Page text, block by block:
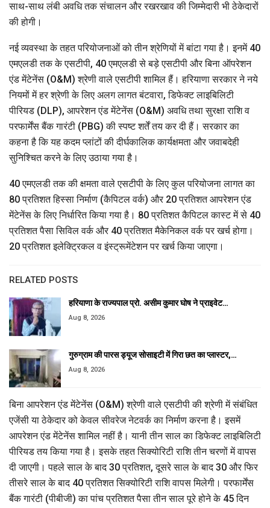
साथ-साथ लंबी अवधि तक संचालन और रखरखाव की जिम्मेदारी भी ठेकेदारों
की होगी।
नई व्यवस्था के तहत परियोजनाओं को तीन श्रेणियों में बांटा गया है। इनमें 40
एमएलडी तक के एसटीपी, 40 एमएलडी से बड़े एसटीपी और बिना ऑपरेशन
एंड मेंटेनेंस (O&M) श्रेणी वाले एसटीपी शामिल हैं। हरियाणा सरकार ने नये
नियमों में हर श्रेणी के लिए अलग लागत बंटवारा, डिफेक्ट लाइबिलिटी
पीरियड (DLP), आपरेशन एंड मेंटेनेंस (O&M) अवधि तथा सुरक्षा राशि व
परफार्मेंस बैंक गारंटी (PBG) की स्पष्ट शर्तें तय कर दी हैं। सरकार का
कहना है कि यह कदम प्लांटों की दीर्घकालिक कार्यक्षमता और जवाबदेही
सुनिश्चित करने के लिए उठाया गया है।
40 एमएलडी तक की क्षमता वाले एसटीपी के लिए कुल परियोजना लागत का
80 प्रतिशत हिस्सा निर्माण (कैपिटल वर्क) और 20 प्रतिशत आपरेशन एंड
मेंटेनेंस के लिए निर्धारित किया गया है। 80 प्रतिशत कैपिटल कास्ट में से 40
प्रतिशत पैसा सिविल वर्क और 40 प्रतिशत मैकेनिकल वर्क पर खर्च होगा।
20 प्रतिशत इलेक्ट्रिकल व इंस्ट्रूमेंटेशन पर खर्च किया जाएगा।
RELATED POSTS
हरियाणा के राज्यपाल प्रो. असीम कुमार घोष ने प्राइवेट…
Aug 8, 2026
गुरुग्राम की पारस ड्यूज सोसाइटी में गिरा छत का प्लास्टर,…
Aug 8, 2026
बिना आपरेशन एंड मेंटेनेंस (O&M) श्रेणी वाले एसटीपी की श्रेणी में संबंधित
एजेंसी या ठेकेदार को केवल सीवरेज नेटवर्क का निर्माण करना है। इसमें
आपरेशन एंड मेंटेनेंस शामिल नहीं है। यानी तीन साल का डिफेक्ट लाइबिलिटी
पीरियड तय किया गया है। इसके तहत सिक्योरिटी राशि तीन चरणों में वापस
दी जाएगी। पहले साल के बाद 30 प्रतिशत, दूसरे साल के बाद 30 और फिर
तीसरे साल के बाद 40 प्रतिशत सिक्योरिटी राशि वापस मिलेगी। परफार्मेंस
बैंक गारंटी (पीबीजी) का पांच प्रतिशत पैसा तीन साल पूरे होने के 45 दिन